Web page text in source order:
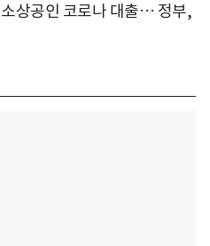
상공인 코로나 대출… 정부,